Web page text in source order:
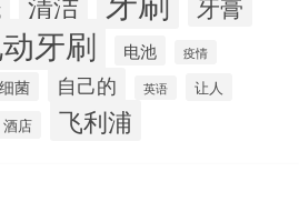
牙刷 电池 疫情
细菌 自己的 英语 让人
酒店 飞利浦